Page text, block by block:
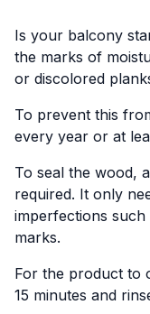
Is your balcony
the marks of
or discolored
To prevent this
every year or at
To seal the wood,
required. It only
imperfections such
marks.
For the product to
15 minutes and